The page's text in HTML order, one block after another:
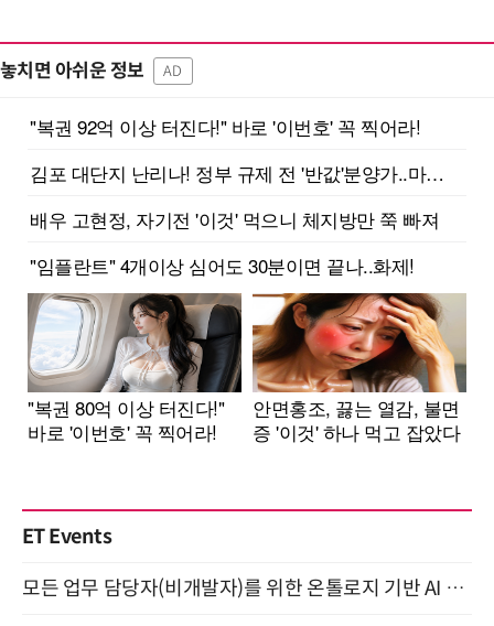
놓치면 아쉬운 정보 AD
ET Events
모든 업무 담당자(비개발자)를 위한 온톨로지 기반 AI 지식체계 설계 1-day 워크숍 8월 20일 개최